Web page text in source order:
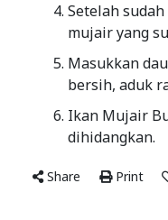
Setelah
mujair yang
Masukkan
bersih, aduk
Ikan Mujair
dihidangkan.
Share Print